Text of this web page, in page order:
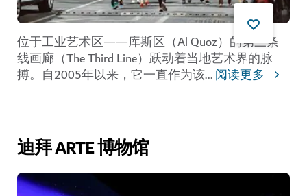
位于工业艺术区——库斯区（Al Quoz）的第三条
线画廊（The Third Line） 跃动着当地艺术界的脉
搏。自2005年以来，它一直作为该...阅读更多
迪拜 ARTE 博物馆